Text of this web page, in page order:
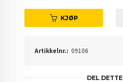
KJØP
Artikkelnr.: 09106
DEL DETTE